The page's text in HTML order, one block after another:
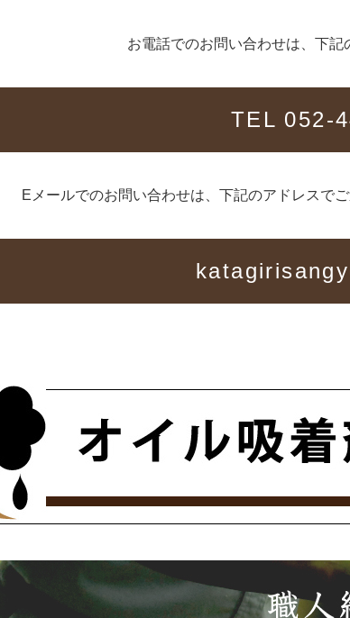
お電話でのお問い合わせは、下
TEL 052-
Eメールでのお問い合わせは、下記のアドレスで